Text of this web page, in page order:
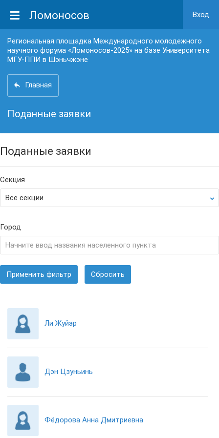
Ломоносов Вход
Региональная площадка Международного молодежного
научного форума «Ломоносов-2025» на базе Университета
МГУ-ППИ в Шэньчжэне
Главная
Поданные заявки
Поданные заявки
Секция
Город
Применить фильтр Сбросить
Ли Жуйэр
Дэн Цзуньинь
Фёдорова Анна Дмитриевна